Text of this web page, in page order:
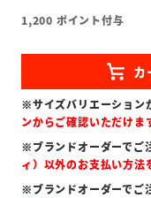
1,200 ポイント付与
※サイズバリエーション
ンからご確認いただけま
※ブランドオーダーでご
ィ）以外のお支払い方法
※ブランドオーダーでご